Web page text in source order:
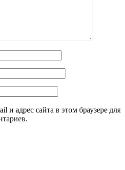
и адрес сайта в этом браузере для